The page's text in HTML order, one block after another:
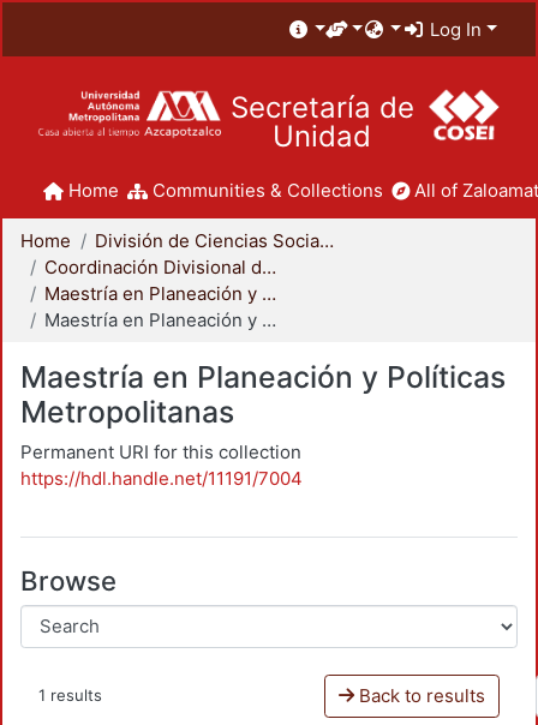
Log In
Secretaría de
Unidad
Home Communities & Collections All of
Home
División de Ciencias Sociales y Humanidades
Coordinación Divisional de Posgrado
Maestría en Planeación y Políticas Metropolitanas
Maestría en Planeación y Políticas Metropolitanas
Maestría en Planeación y Políticas
Metropolitanas
Permanent URI for this collection
https://hdl.handle.net/11191/7004
Browse
1 results Back to results